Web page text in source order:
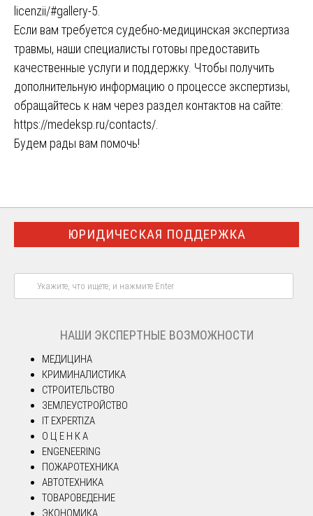
licenzii/#gallery-5
Если вам требуется судебно-медицинская экспертиза
травмы, наши специалисты готовы предоставить
качественные услуги и поддержку. Чтобы получить
дополнительную информацию о процессе экспертизы,
обращайтесь к нам через раздел контактов на сайте:
https://medeksp.ru/contacts/
Будем рады вам помочь!
ЮРИДИЧЕСКАЯ ПОДДЕРЖКА
НАШИ ЭКСПЕРТНЫЕ ВОЗМОЖНОСТИ
МЕДИЦИНА
КРИМИНАЛИСТИКА
СТРОИТЕЛЬСТВО
ЗЕМЛЕУСТРОЙСТВО
IT EXPERTIZA
О Ц Е Н К А
ENGENEERING
ПОЖАРОТЕХНИКА
АВТОТЕХНИКА
ТОВАРОВЕДЕНИЕ
ЭКОНОМИКА